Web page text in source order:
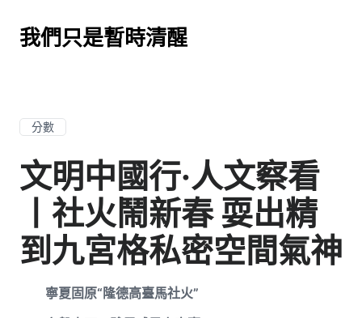
我們只是暫時清醒
分數
文明中國行·人文察看
丨社火鬧新春 耍出精
到九宮格私密空間氣神
寧夏固原“隆德高臺馬社火”